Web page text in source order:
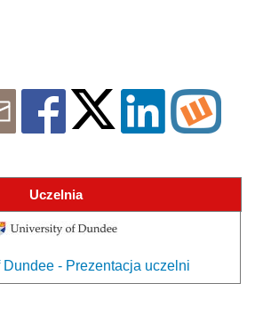
Uczelnia
Dundee - Prezentacja uczelni